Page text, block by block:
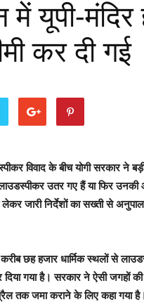
यूपी-मंदिर
कर दी गई
विवाद के बीच योगी सरकार ने
उतर गए हैं या फिर
जारी निर्देशों का सख्ती से
छह हजार धार्मिक स्थलों से
गया है। सरकार ने ऐसी जगहों की
तक जमा कराने के लिए कहा गया